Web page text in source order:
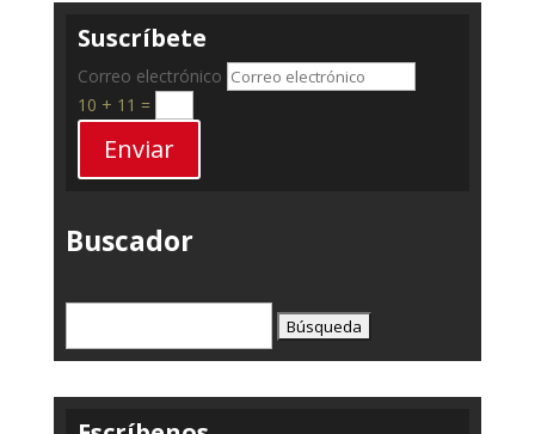
Suscríbete
Correo electrónico
10 + 11 =
Enviar
Buscador